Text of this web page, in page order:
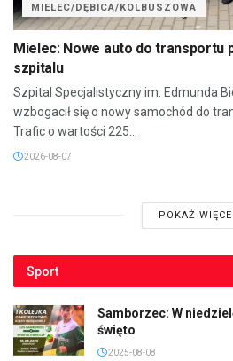
MIELEC/DĘBICA/KOLBUSZOWA
Mielec: Nowe auto do transportu
szpitalu
Szpital Specjalistyczny im. Edmunda
wzbogacił się o nowy samochód do
Trafic o wartości 225...
2026-08-07
POKAŻ
Sport
Samborzec: W
święto
2025-08-08